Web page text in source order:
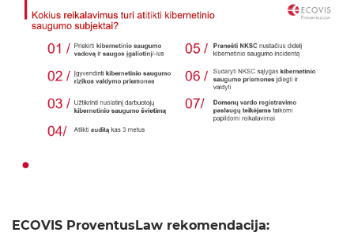
ECOVIS ProventusLaw rekomendacija: